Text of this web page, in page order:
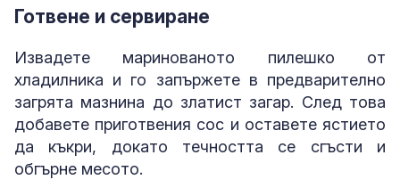
Готвене и сервиране
Извадете маринованото пилешко от
хладилника и го запържете в предварително
загрята мазнина до златист загар. След това
добавете приготвения сос и оставете ястието
да къкри, докато течността се сгъсти и
обгърне месото.